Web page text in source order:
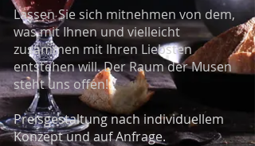
Lassen Sie sich mitnehmen von dem,
was mit Ihnen und vielleicht
zusammen mit Ihren Liebsten
entstehen will. Der Raum der Musen
steht uns offen!
Preisgestaltung nach individuellem
Konzept und auf Anfrage.